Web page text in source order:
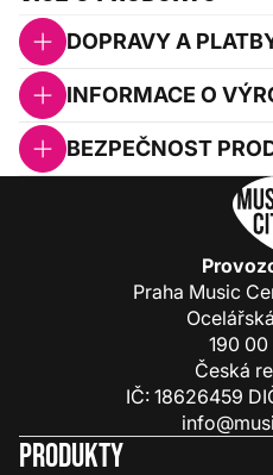
DOPRAVY A
INFORMACE O
BEZPEČNOST
Praha Music
190 00
Česká
IČ: 18626459
Produkty